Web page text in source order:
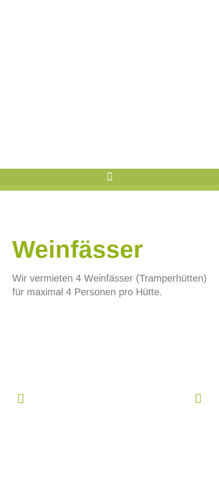
Weinfässer
Wir vermieten 4 Weinfässer (Tramperhütten)
für maximal 4 Personen pro Hütte.